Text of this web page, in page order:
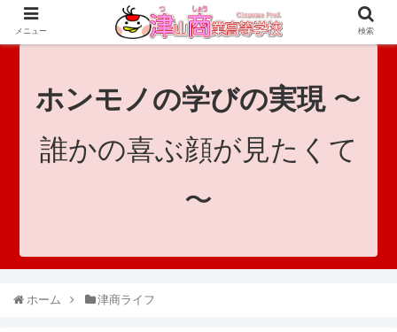
since 1921｜地域と共に未来へつなげ！｜Tsuyama Commercial High School
ホンモノの学びの実現〜
誰かの喜ぶ顔が見たくて
〜
ホーム 津商ライフ
メニュー 検索